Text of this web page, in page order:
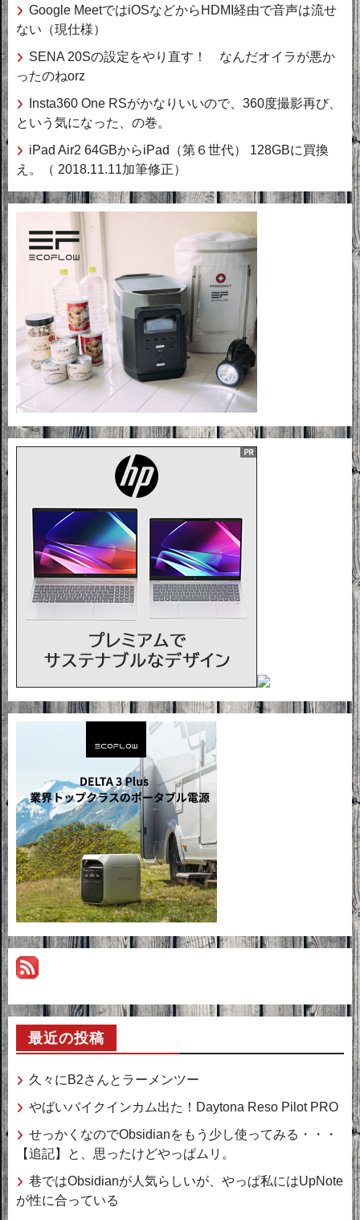
Google MeetではiOSなどからHDMI経由で音声は流せ
ない（現仕様）
SENA 20Sの設定をやり直す！ なんだオイラが悪か
ったのねorz
Insta360 One RSがかなりいいので、360度撮影再び、
という気になった、の巻。
iPad Air2 64GBからiPad（第６世代） 128GBに買換
え。（ 2018.11.11加筆修正）
最近の投稿
久々にB2さんとラーメンツー
やばいバイクインカム出た！Daytona Reso Pilot PRO
せっかくなのでObsidianをもう少し使ってみる・・・
【追記】と、思ったけどやっぱムリ。
巷ではObsidianが人気らしいが、やっぱ私にはUpNote
が性に合っている